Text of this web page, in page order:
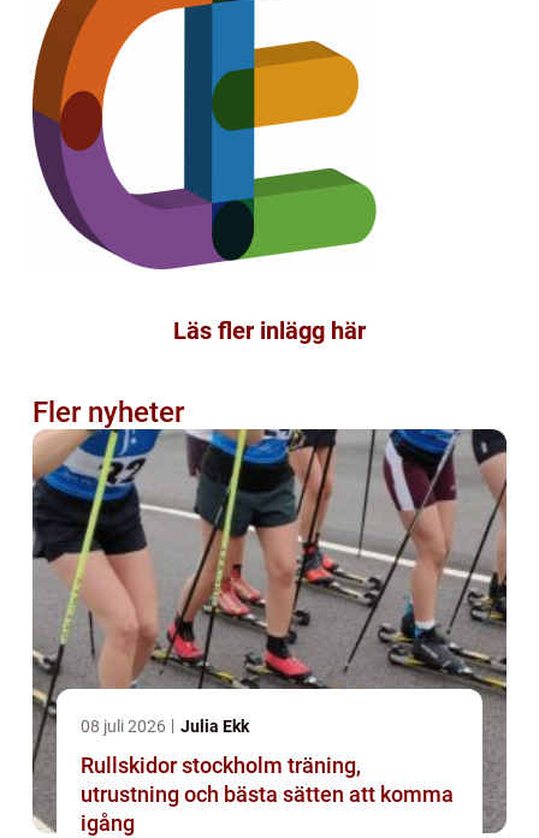
Läs fler inlägg här
Fler nyheter
08 juli 2026 Julia Ekk
Rullskidor stockholm träning,
utrustning och bästa sätten att komma
igång